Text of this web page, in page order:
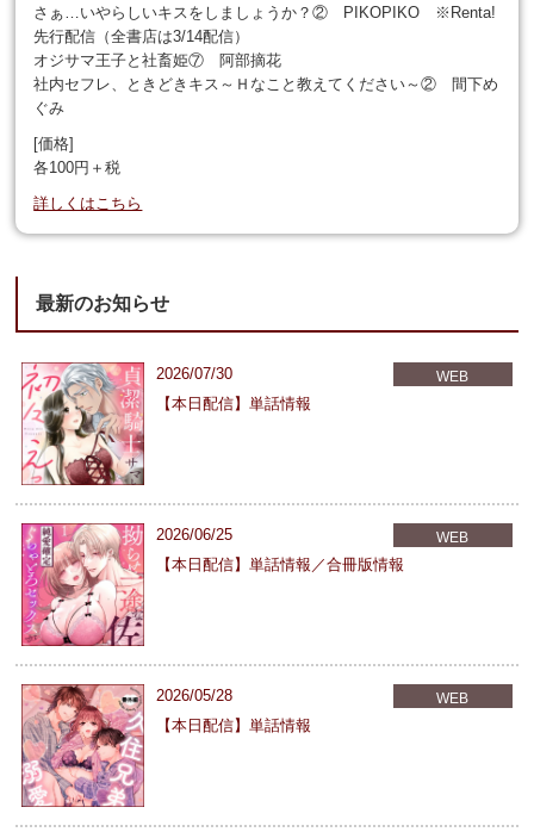
さぁ…いやらしいキスをしましょうか？② PIKOPIKO ※Renta!
先行配信（全書店は3/14配信）
オジサマ王子と社畜姫⑦ 阿部摘花
社内セフレ、ときどきキス～Ｈなこと教えてください～② 間下め
ぐみ
[価格]
各100円＋税
詳しくはこちら
最新のお知らせ
WEB
2026/07/30
【本日配信】単話情報
WEB
2026/06/25
【本日配信】単話情報／合冊版情報
WEB
2026/05/28
【本日配信】単話情報